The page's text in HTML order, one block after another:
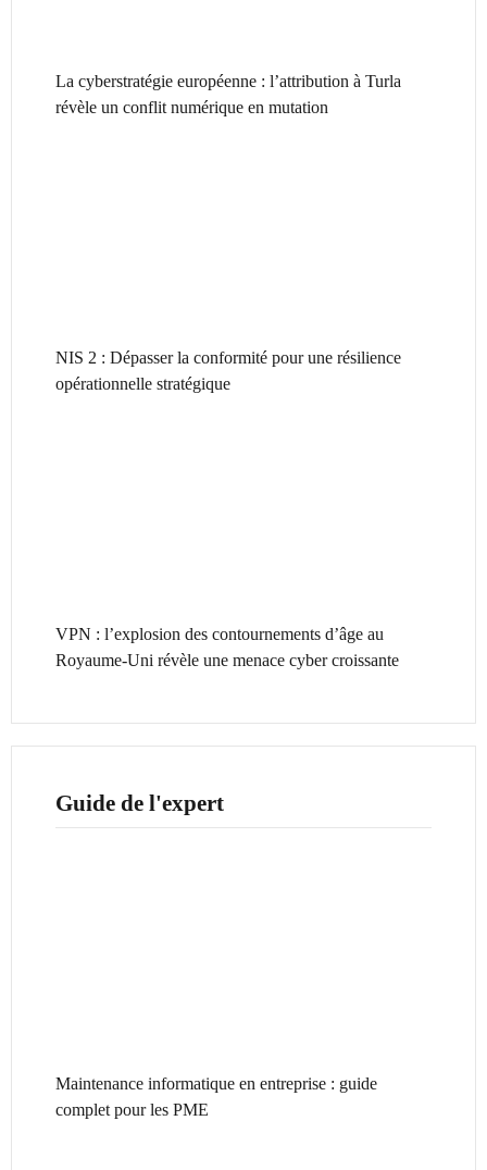
La cyberstratégie européenne : l’attribution à Turla
révèle un conflit numérique en mutation
NIS 2 : Dépasser la conformité pour une résilience
opérationnelle stratégique
VPN : l’explosion des contournements d’âge au
Royaume-Uni révèle une menace cyber croissante
Guide de l'expert
Maintenance informatique en entreprise : guide
complet pour les PME